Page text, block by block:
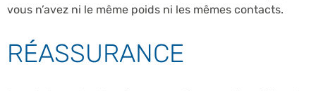
vous n’avez ni le même poids ni les mêmes contacts.
RÉASSURANCE